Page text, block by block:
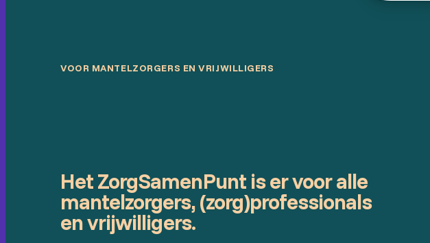
VOOR MANTELZORGERS EN VRIJWILLIGERS
Het ZorgSamenPunt is er voor alle
mantelzorgers, (zorg)professionals
en vrijwilligers.